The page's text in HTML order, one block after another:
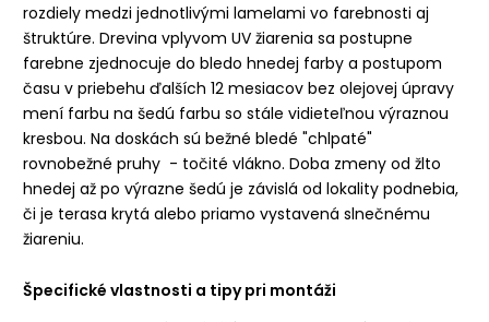
rozdiely medzi jednotlivými lamelami vo farebnosti aj
štruktúre. Drevina vplyvom UV žiarenia sa postupne
farebne zjednocuje do bledo hnedej farby a postupom
času v priebehu ďalších 12 mesiacov bez olejovej úpravy
mení farbu na šedú farbu so stále vidieteľnou výraznou
kresbou. Na doskách sú bežné bledé "chlpaté"
rovnobežné pruhy - točité vlákno. Doba zmeny od žlto
hnedej až po výrazne šedú je závislá od lokality podnebia,
či je terasa krytá alebo priamo vystavená slnečnému
žiareniu.
Špecifické vlastnosti a tipy pri montáži